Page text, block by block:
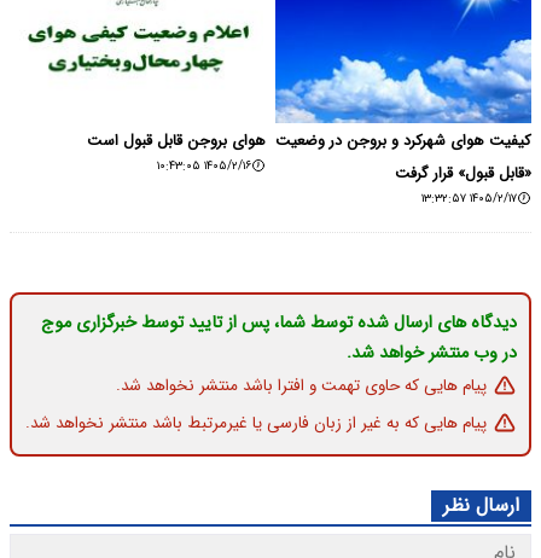
کیفیت هوای شهرکرد و بروجن در وضعیت
«قابل قبول» قرار گرفت
۱۴۰۵/۲/۱۷ ۱۳:۳۲:۵۷
هوای بروجن قابل قبول است
۱۴۰۵/۲/۱۶ ۱۰:۴۳:۰۵
دیدگاه های ارسال شده توسط شما، پس از تایید توسط خبرگزاری موج
در وب منتشر خواهد شد.
پیام هایی که حاوی تهمت و افترا باشد منتشر نخواهد شد.
پیام هایی که به غیر از زبان فارسی یا غیرمرتبط باشد منتشر نخواهد شد.
ارسال نظر